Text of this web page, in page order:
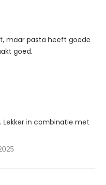
maar pasta heeft goede
goed.
Lekker in combinatie met